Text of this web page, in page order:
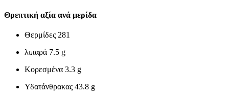
Θρεπτική αξία ανά μερίδα
Θερμίδες 281
λιπαρά 7.5 g
Κορεσμένα 3.3 g
Υδατάνθρακας 43.8 g